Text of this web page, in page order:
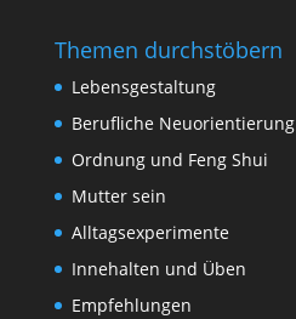
Themen durchstöbern
Lebensgestaltung
Berufliche Neuorientierung
Ordnung und Feng Shui
Mutter sein
Alltagsexperimente
Innehalten und Üben
Empfehlungen